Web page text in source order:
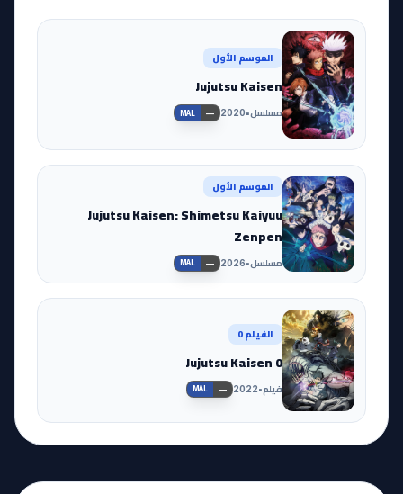
الموسم الأول
Jujutsu Kaisen
مسلسل•
2020
MAL —
الموسم الأول
Jujutsu Kaisen: Shimetsu Kaiyuu
Zenpen
مسلسل•
2026
MAL —
الفيلم 0
Jujutsu Kaisen 0
فيلم•
2022
MAL —